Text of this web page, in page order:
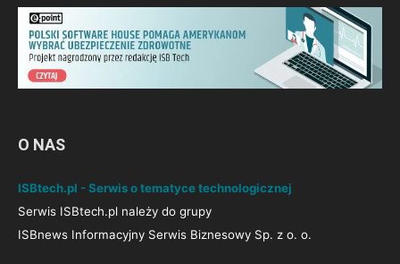
O NAS
ISBtech.pl - Serwis o tematyce technologicznej
Serwis ISBtech.pl należy do grupy
ISBnews Informacyjny Serwis Biznesowy Sp. z o. o.